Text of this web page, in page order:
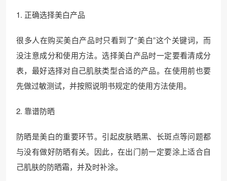
1. 正确选择美白产品
很多人在购买美白产品时只看到了“美白”这个关键词，而
没注意成分和使用方法。选择美白产品时一定要看清成分
表，最好选择对自己肌肤类型合适的产品。在使用前也要
先做过敏测试，并按照说明书规定的使用方法使用。
2. 靠谱防晒
防晒是美白的重要环节。引起皮肤晒黑、长斑点等问题都
与没有做好防晒有关。因此，在出门前一定要涂上适合自
己肌肤的防晒霜，并及时补涂。